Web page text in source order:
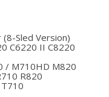
Sled Version)
C6220 II C8220
/ M710HD M820
R820